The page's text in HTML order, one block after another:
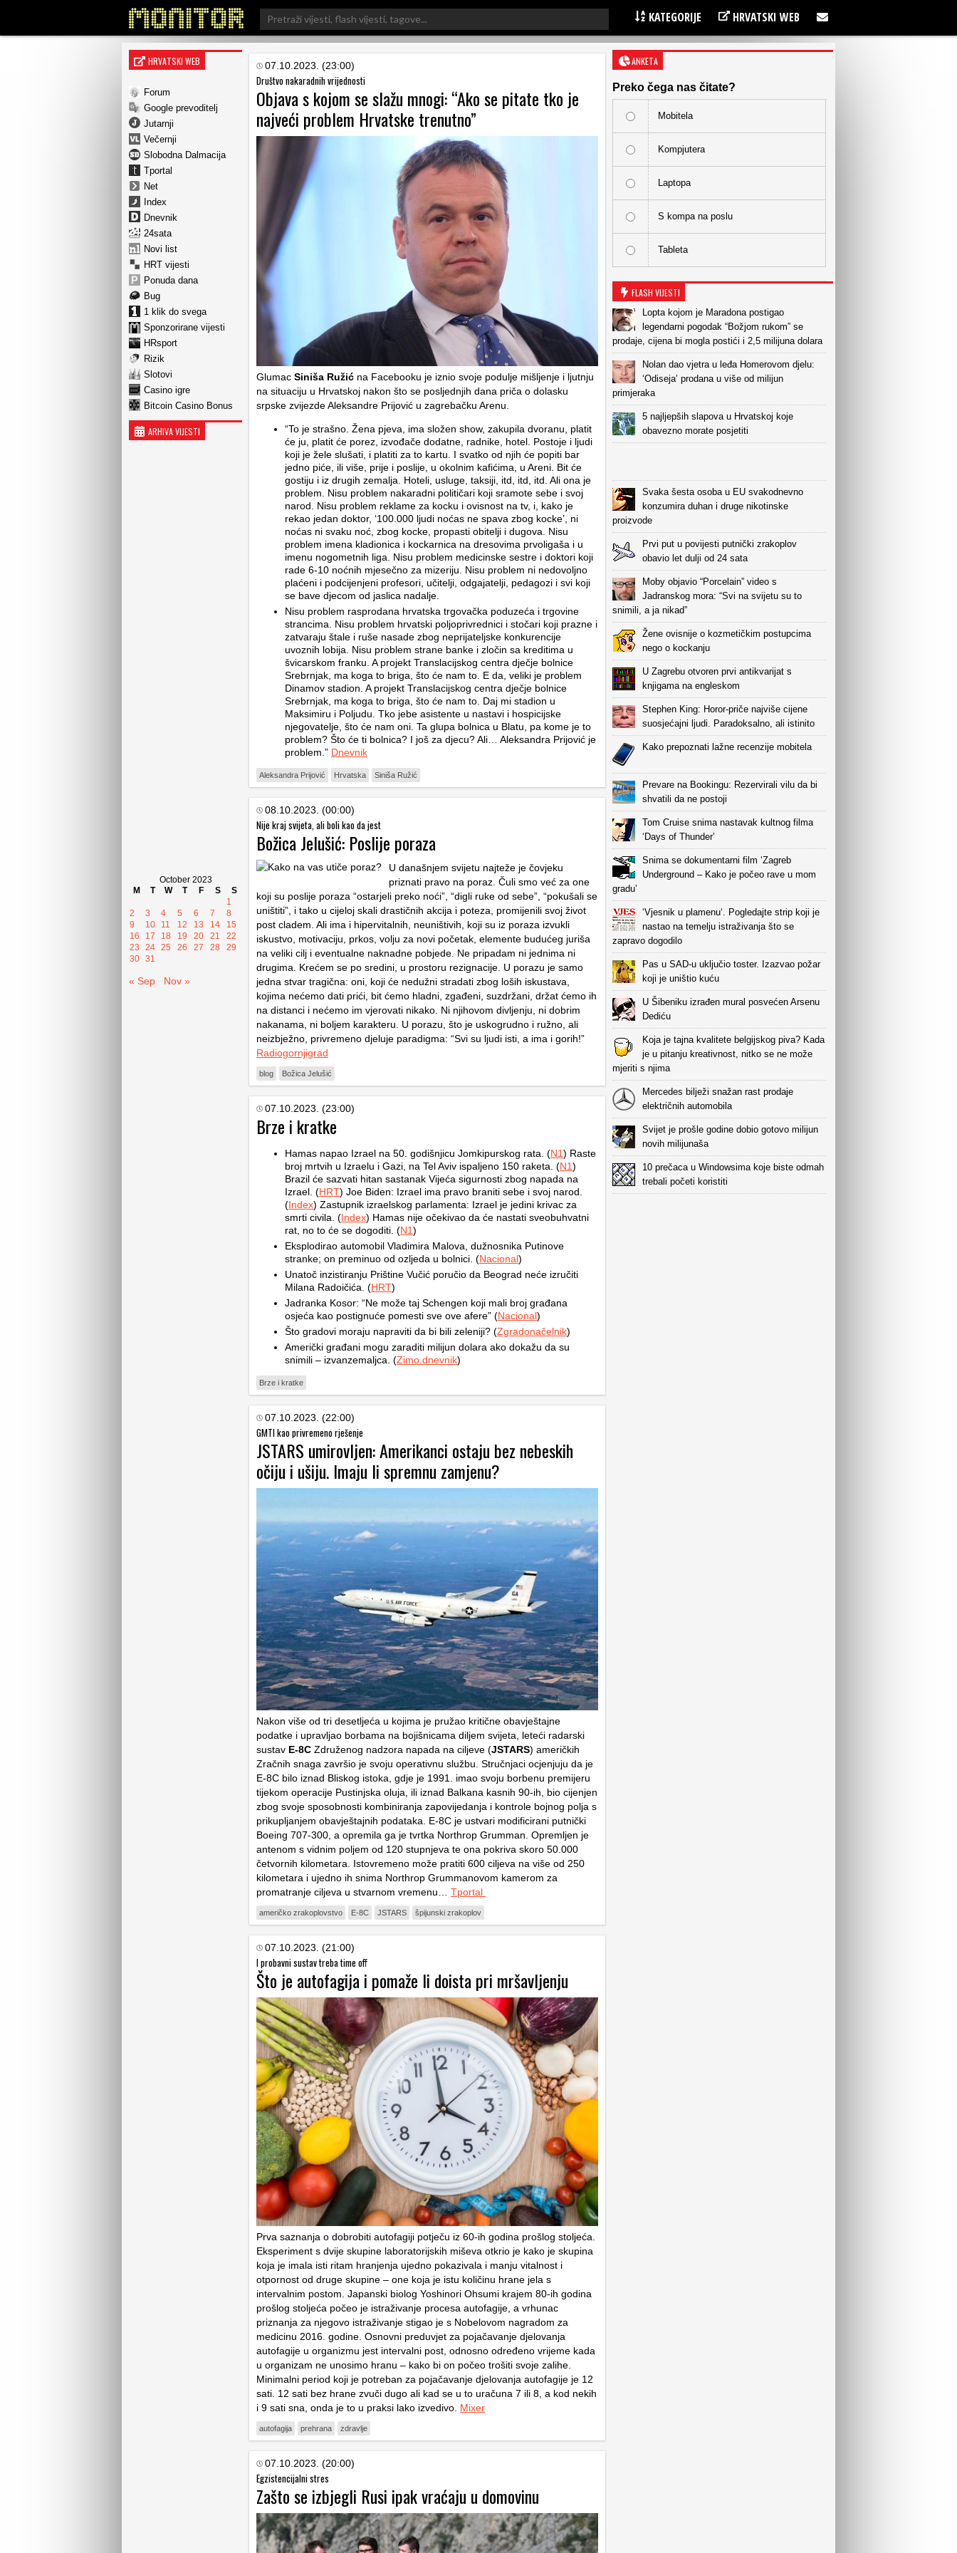
Search
for:
KATEGORIJE HRVATSKI WEB
HRVATSKI WEB
Forum
Google prevoditelj
Jutarnji
Večernji
Slobodna Dalmacija
Tportal
Net
Index
Dnevnik
24sata
Novi list
HRT vijesti
Ponuda dana
Bug
1 klik do svega
Sponzorirane vijesti
HRsport
Rizik
Slotovi
Casino igre
Bitcoin Casino Bonus
ARHIVA VIJESTI
October 2023
M
T W T F S
S
1
2
3 4 5 6 7
8
9
10 11 12 13 14
15
16
17 18 19 20 21
22
23
24 25 26 27 28
29
30 31
« Sep Nov »
07.10.2023. (23:00)
Društvo nakaradnih vrijednosti
Objava s kojom se slažu mnogi: “Ako se pitate tko je
najveći problem Hrvatske trenutno”
Glumac Siniša Ružić na Facebooku je iznio svoje podulje mišljenje i ljutnju
na situaciju u Hrvatskoj nakon što se posljednjih dana priča o dolasku
srpske zvijezde Aleksandre Prijović u zagrebačku Arenu.
“To je strašno. Žena pjeva, ima složen show, zakupila dvoranu, platit
će ju, platit će porez, izvođače dodatne, radnike, hotel. Postoje i ljudi
koji je žele slušati, i platiti za to kartu. I svatko od njih će popiti bar
jedno piće, ili više, prije i poslije, u okolnim kafićima, u Areni. Bit će
gostiju i iz drugih zemalja. Hoteli, usluge, taksiji, itd, itd, itd. Ali ona je
problem. Nisu problem nakaradni političari koji sramote sebe i svoj
narod. Nisu problem reklame za kocku i ovisnost na tv, i, kako je
rekao jedan doktor, ‘100.000 ljudi noćas ne spava zbog kocke’, ni
noćas ni svaku noć, zbog kocke, propasti obitelji i dugova. Nisu
problem imena kladionica i kockarnica na dresovima prvoligaša i u
imenu nogometnih liga. Nisu problem medicinske sestre i doktori koji
rade 6-10 noćnih mjesečno za mizeriju. Nisu problem ni nedovoljno
plaćeni i podcijenjeni profesori, učitelji, odgajatelji, pedagozi i svi koji
se bave djecom od jaslica nadalje.
Nisu problem rasprodana hrvatska trgovačka poduzeća i trgovine
strancima. Nisu problem hrvatski poljoprivrednici i stočari koji prazne i
zatvaraju štale i ruše nasade zbog neprijateljske konkurencije
uvoznih lobija. Nisu problem strane banke i zločin sa kreditima u
švicarskom franku. A projekt Translacijskog centra dječje bolnice
Srebrnjak, ma koga to briga, što će nam to. E da, veliki je problem
Dinamov stadion. A projekt Translacijskog centra dječje bolnice
Srebrnjak, ma koga to briga, što će nam to. Daj mi stadion u
Maksimiru i Poljudu. Tko jebe asistente u nastavi i hospicijske
njegovatelje, što će nam oni. Ta glupa bolnica u Blatu, pa kome je to
problem? Što će ti bolnica? I još za djecu? Ali… Aleksandra Prijović je
problem.” Dnevnik
Aleksandra Prijović Hrvatska Siniša Ružić
08.10.2023. (00:00)
Nije kraj svijeta, ali boli kao da jest
Božica Jelušić: Poslije poraza
U današnjem svijetu najteže je čovjeku
priznati pravo na poraz. Čuli smo već za one
koji su poslije poraza “ostarjeli preko noći”, “digli ruke od sebe”, “pokušali se
uništiti”, i tako u cijeloj skali drastičnih akcija i poteza, promijenili svoj život
post cladem. Ali ima i hipervitalnih, neuništivih, koji su iz poraza izvukli
iskustvo, motivaciju, prkos, volju za novi početak, elemente budućeg juriša
na veliki cilj i eventualne naknadne pobjede. Ne pripadam ni jednima ni
drugima. Krećem se po sredini, u prostoru rezignacije. U porazu je samo
jedna stvar tragična: oni, koji će nedužni stradati zbog loših iskustava,
kojima nećemo dati prići, bit ćemo hladni, zgađeni, suzdržani, držat ćemo ih
na distanci i nećemo im vjerovati nikako. Ni njihovom divljenju, ni dobrim
nakanama, ni boljem karakteru. U porazu, što je uskogrudno i ružno, ali
neizbježno, privremeno djeluje paradigma: “Svi su ljudi isti, a ima i gorih!”
Radiogornjigrad
blog Božica Jelušić
07.10.2023. (23:00)
Brze i kratke
Hamas napao Izrael na 50. godišnjicu Jomkipurskog rata. (N1) Raste
broj mrtvih u Izraelu i Gazi, na Tel Aviv ispaljeno 150 raketa. (N1)
Brazil će sazvati hitan sastanak Vijeća sigurnosti zbog napada na
Izrael. (HRT) Joe Biden: Izrael ima pravo braniti sebe i svoj narod.
(Index) Zastupnik izraelskog parlamenta: Izrael je jedini krivac za
smrti civila. (Index) Hamas nije očekivao da će nastati sveobuhvatni
rat, no to će se dogoditi. (N1)
Eksplodirao automobil Vladimira Malova, dužnosnika Putinove
stranke; on preminuo od ozljeda u bolnici. (Nacional)
Unatoč inzistiranju Prištine Vučić poručio da Beograd neće izručiti
Milana Radoičića. (HRT)
Jadranka Kosor: “Ne može taj Schengen koji mali broj građana
osjeća kao postignuće pomesti sve ove afere” (Nacional)
Što gradovi moraju napraviti da bi bili zeleniji? (Zgradonačelnik)
Američki građani mogu zaraditi milijun dolara ako dokažu da su
snimili – izvanzemaljca. (Zimo.dnevnik)
Brze i kratke
07.10.2023. (22:00)
GMTI kao privremeno rješenje
JSTARS umirovljen: Amerikanci ostaju bez nebeskih
očiju i ušiju. Imaju li spremnu zamjenu?
Nakon više od tri desetljeća u kojima je pružao kritične obavještajne
podatke i upravljao borbama na bojišnicama diljem svijeta, leteći radarski
sustav E-8C Združenog nadzora napada na ciljeve (JSTARS) američkih
Zračnih snaga završio je svoju operativnu službu. Stručnjaci ocjenjuju da je
E-8C bilo iznad Bliskog istoka, gdje je 1991. imao svoju borbenu premijeru
tijekom operacije Pustinjska oluja, ili iznad Balkana kasnih 90-ih, bio cijenjen
zbog svoje sposobnosti kombiniranja zapovijedanja i kontrole bojnog polja s
prikupljanjem obavještajnih podataka. E-8C je ustvari modificirani putnički
Boeing 707-300, a opremila ga je tvrtka Northrop Grumman. Opremljen je
antenom s vidnim poljem od 120 stupnjeva te ona pokriva skoro 50.000
četvornih kilometara. Istovremeno može pratiti 600 ciljeva na više od 250
kilometara i ujedno ih snima Northrop Grummanovom kamerom za
promatranje ciljeva u stvarnom vremenu… Tportal
američko zrakoplovstvo E-8C JSTARS špijunski zrakoplov
07.10.2023. (21:00)
I probavni sustav treba time off
Što je autofagija i pomaže li doista pri mršavljenju
Prva saznanja o dobrobiti autofagiji potječu iz 60-ih godina prošlog stoljeća.
Eksperiment s dvije skupine laboratorijskih miševa otkrio je kako je skupina
koja je imala isti ritam hranjenja ujedno pokazivala i manju vitalnost i
otpornost od druge skupine – one koja je istu količinu hrane jela s
intervalnim postom. Japanski biolog Yoshinori Ohsumi krajem 80-ih godina
prošlog stoljeća počeo je istraživanje procesa autofagije, a vrhunac
priznanja za njegovo istraživanje stigao je s Nobelovom nagradom za
medicinu 2016. godine. Osnovni preduvjet za pojačavanje djelovanja
autofagije u organizmu jest intervalni post, odnosno određeno vrijeme kada
u organizam ne unosimo hranu – kako bi on počeo trošiti svoje zalihe.
Minimalni period koji je potreban za pojačavanje djelovanja autofagije je 12
sati. 12 sati bez hrane zvuči dugo ali kad se u to uračuna 7 ili 8, a kod nekih
i 9 sati sna, onda je to u praksi lako izvedivo. Mixer
autofagija prehrana zdravlje
07.10.2023. (20:00)
Egzistencijalni stres
Zašto se izbjegli Rusi ipak vraćaju u domovinu
ANKETA
Preko čega nas čitate?
Mobitela
Kompjutera
Laptopa
S kompa na poslu
Tableta
FLASH VIJESTI
Lopta kojom je Maradona postigao
legendarni pogodak “Božjom rukom” se
prodaje, cijena bi mogla postići i 2,5 milijuna dolara
Nolan dao vjetra u leđa Homerovom djelu:
‘Odiseja’ prodana u više od milijun
primjeraka
5 najljepših slapova u Hrvatskoj koje
obavezno morate posjetiti
Svaka šesta osoba u EU svakodnevno
konzumira duhan i druge nikotinske
proizvode
Prvi put u povijesti putnički zrakoplov
obavio let dulji od 24 sata
Moby objavio “Porcelain” video s
Jadranskog mora: “Svi na svijetu su to
snimili, a ja nikad”
Žene ovisnije o kozmetičkim postupcima
nego o kockanju
U Zagrebu otvoren prvi antikvarijat s
knjigama na engleskom
Stephen King: Horor-priče najviše cijene
suosjećajni ljudi. Paradoksalno, ali istinito
Kako prepoznati lažne recenzije mobitela
Prevare na Bookingu: Rezervirali vilu da bi
shvatili da ne postoji
Tom Cruise snima nastavak kultnog filma
‘Days of Thunder’
Snima se dokumentarni film ‘Zagreb
Underground – Kako je počeo rave u mom
gradu’
‘Vjesnik u plamenu‘. Pogledajte strip koji je
nastao na temelju istraživanja što se
zapravo dogodilo
Pas u SAD-u uključio toster. Izazvao požar
koji je uništio kuću
U Šibeniku izrađen mural posvećen Arsenu
Dediću
Koja je tajna kvalitete belgijskog piva? Kada
je u pitanju kreativnost, nitko se ne može
mjeriti s njima
Mercedes bilježi snažan rast prodaje
električnih automobila
Svijet je prošle godine dobio gotovo milijun
novih milijunaša
10 prečaca u Windowsima koje biste odmah
trebali početi koristiti